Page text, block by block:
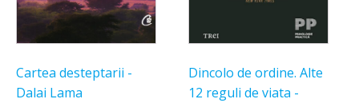
Cartea desteptarii -
Dalai Lama
Dincolo de ordine. Alte
12 reguli de viata -